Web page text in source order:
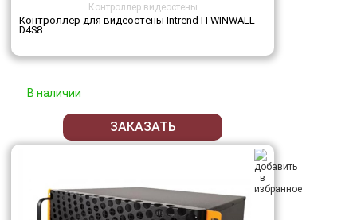
Контроллер видеостены
Контроллер для видеостены Intrend ITWINWALL-
D4S8
В наличии
ЗАКАЗАТЬ